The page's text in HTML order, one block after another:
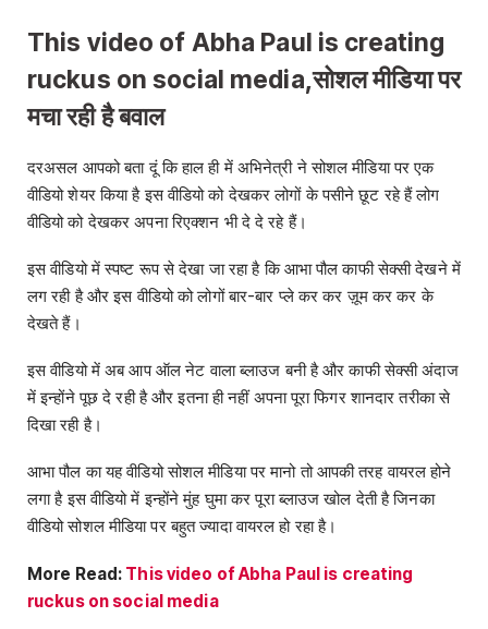
This video of Abha Paul is creating
ruckus on social media,सोशल मीडिया पर
मचा रही है बवाल
दरअसल आपको बता दूं कि हाल ही में अभिनेत्री ने सोशल मीडिया पर एक
वीडियो शेयर किया है इस वीडियो को देखकर लोगों के पसीने छूट रहे हैं लोग
वीडियो को देखकर अपना रिएक्शन भी दे दे रहे हैं।
इस वीडियो में स्पष्ट रूप से देखा जा रहा है कि आभा पौल काफी सेक्सी देखने में
लग रही है और इस वीडियो को लोगों बार-बार प्ले कर कर ज़ूम कर कर के
देखते हैं।
इस वीडियो में अब आप ऑल नेट वाला ब्लाउज बनी है और काफी सेक्सी अंदाज
में इन्होंने पूछ दे रही है और इतना ही नहीं अपना पूरा फिगर शानदार तरीका से
दिखा रही है।
आभा पौल का यह वीडियो सोशल मीडिया पर मानो तो आपकी तरह वायरल होने
लगा है इस वीडियो में इन्होंने मुंह घुमा कर पूरा ब्लाउज खोल देती है जिनका
वीडियो सोशल मीडिया पर बहुत ज्यादा वायरल हो रहा है।
More Read: This video of Abha Paul is creating
ruckus on social media